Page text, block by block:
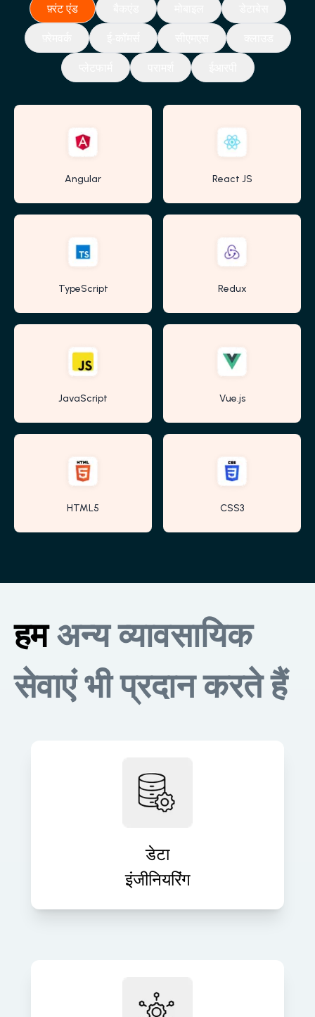
फ़्रंट एंड
Angular React JS
TypeScript Redux
JavaScript Vue.js
HTML5 CSS3
हमअन्य व्यावसायिक
सेवाएं भी प्रदान करते हैं
डेटा
इंजीनियरिंग
सटीक, वास्तविक समय की जानकारी और
विश्लेषण के लिए मज़बूत डेटा पाइपलाइन बनाएँ।
जो निर्णय लेने में मदद करती हैं।
पूरी तरह से प्रबंधित आईटी समर्थन और